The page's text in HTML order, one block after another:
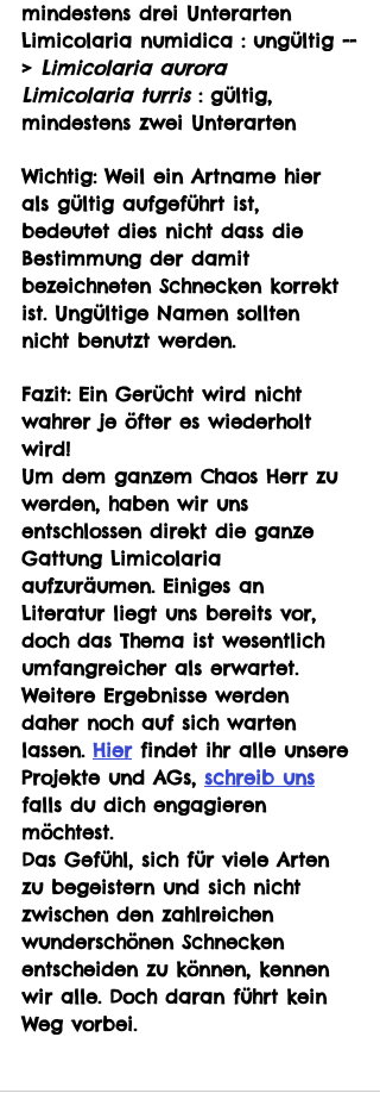
mindestens drei Unterarten
Limicolaria numidica : ungültig --
> Limicolaria aurora
Limicolaria turris : gültig,
mindestens zwei Unterarten
Wichtig: Weil ein Artname hier
als gültig aufgeführt ist,
bedeutet dies nicht dass die
Bestimmung der damit
bezeichneten Schnecken korrekt
ist. Ungültige Namen sollten
nicht benutzt werden.
Fazit: Ein Gerücht wird nicht
wahrer je öfter es wiederholt
wird!
Um dem ganzem Chaos Herr zu
werden, haben wir uns
entschlossen direkt die ganze
Gattung Limicolaria
aufzuräumen. Einiges an
Literatur liegt uns bereits vor,
doch das Thema ist wesentlich
umfangreicher als erwartet.
Weitere Ergebnisse werden
daher noch auf sich warten
lassen. Hier findet ihr alle unsere
Projekte und AGs, schreib uns
falls du dich engagieren
möchtest.
Das Gefühl, sich für viele Arten
zu begeistern und sich nicht
zwischen den zahlreichen
wunderschönen Schnecken
entscheiden zu können, kennen
wir alle. Doch daran führt kein
Weg vorbei.